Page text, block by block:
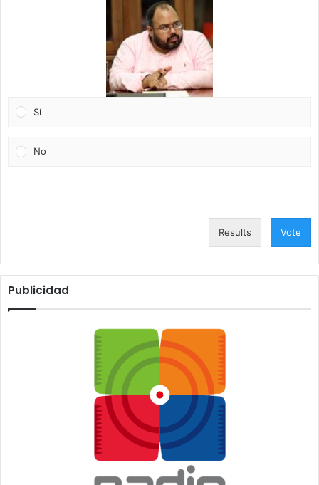
Sí
No
Results Vote
Publicidad